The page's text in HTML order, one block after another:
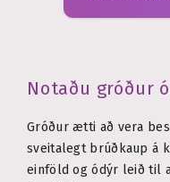
Notaðu gróður
Gróður ætti að vera
sveitalegt brúðkaup á
einföld og ódýr leið til